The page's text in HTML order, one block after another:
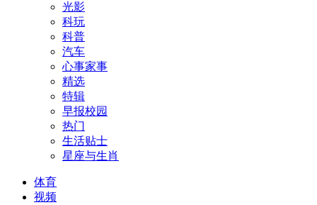
光影
科玩
科普
汽车
心事家事
精选
特辑
早报校园
热门
生活贴士
星座与生肖
体育
视频